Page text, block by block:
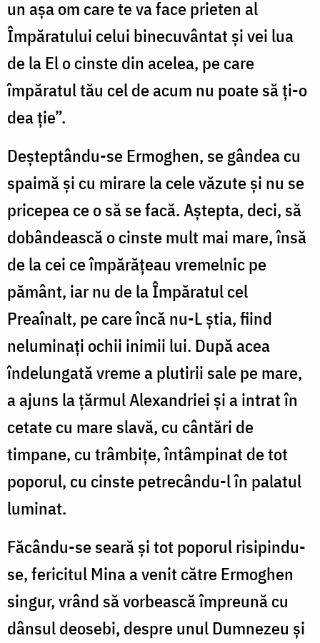
un așa om care te va face prieten al
Împăratului celui binecuvântat și vei lua
de la El o cinste din acelea, pe care
împăratul tău cel de acum nu poate să ți-o
dea ție”.
Deșteptându-se Ermoghen, se gândea cu
spaimă și cu mirare la cele văzute și nu se
pricepea ce o să se facă. Aștepta, deci, să
dobândească o cinste mult mai mare, însă
de la cei ce împărățeau vremelnic pe
pământ, iar nu de la Împăratul cel
Preaînalt, pe care încă nu-L știa, fiind
neluminați ochii inimii lui. După acea
îndelungată vreme a plutirii sale pe mare,
a ajuns la țărmul Alexandriei și a intrat în
cetate cu mare slavă, cu cântări de
timpane, cu trâmbițe, întâmpinat de tot
poporul, cu cinste petrecându-l în palatul
luminat.
Făcându-se seară și tot poporul risipindu-
se, fericitul Mina a venit către Ermoghen
singur, vrând să vorbească împreună cu
dânsul deosebi, despre unul Dumnezeu și